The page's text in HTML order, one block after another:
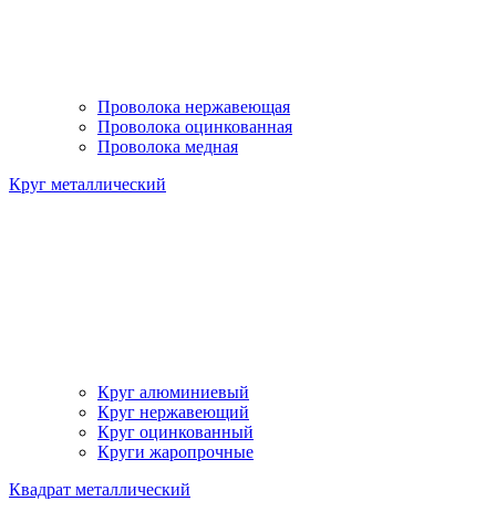
Проволока нержавеющая
Проволока оцинкованная
Проволока медная
Круг металлический
Круг алюминиевый
Круг нержавеющий
Круг оцинкованный
Круги жаропрочные
Квадрат металлический